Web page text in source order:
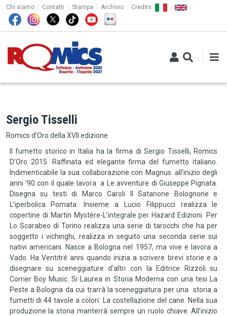
Salta al contenuto principale
TOP MENU
Chi siamo Contatti Stampa Archivio Credits
Sergio Tisselli
Romics d’Oro della XVII edizione
Il fumetto storico in Italia ha la firma di Sergio Tisselli, Romics
D’Oro 2015. Raffinata ed elegante firma del fumetto italiano.
Indimenticabile la sua collaborazione con Magnus. all’inizio degli
anni ’90 con il quale lavora a Le avventure di Giuseppe Pignata.
Disegna su testi di Marco Caroli Il Satanone Bolognone e
L’iperbolica Pomata. Insieme a Lucio Filippucci realizza le
copertine di Martin Mystère-L’integrale per Hazard Edizioni. Per
Lo Scarabeo di Torino realizza una serie di tarocchi che ha per
soggetto i vichinghi, realizza in seguito una seconda serie sui
nativi americani. Nasce a Bologna nel 1957, ma vive e lavora a
Vado. Ha Ventitré anni quando inizia a scrivere brevi storie e a
disegnare su sceneggiature d’altri con la Editrice Rizzoli su
Corrier Boy Music. Si Laurea in Storia Moderna con una tesi La
Peste a Bologna da cui trarrà la sceneggiatura per una storia a
fumetti di 44 tavole a colori: La costellazione del cane. Nella sua
produzione la storia manterrà sempre un ruolo chiave. All’inizio